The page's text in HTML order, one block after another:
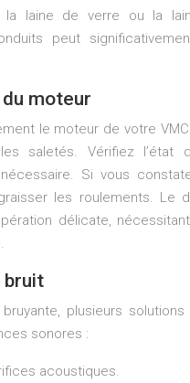
la laine de verre ou la
peut
moteur
le moteur de votre
saletés. Vérifiez l’état
Si vous
les roulements. Le
délicate, nécessitant
bruit
plusieurs
sonores :
acoustiques.